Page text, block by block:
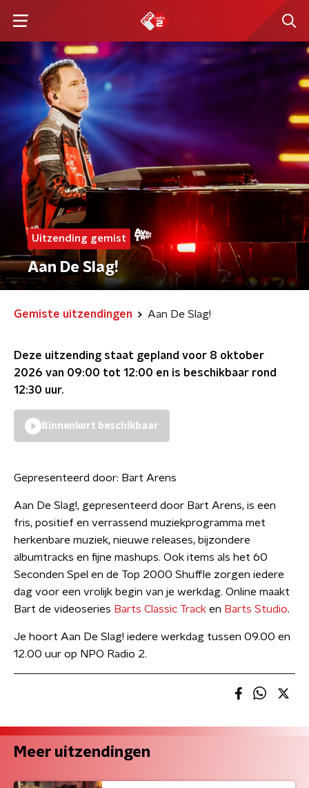
Uitzending gemist
Aan De Slag!
Gemiste uitzendingen Aan De Slag!
Deze uitzending staat gepland voor 8 oktober
2026 van 09:00 tot 12:00 en is beschikbaar rond
12:30 uur.
Binnenkort beschikbaar
Gepresenteerd door: Bart Arens
Aan De Slag!, gepresenteerd door Bart Arens, is een
fris, positief en verrassend muziekprogramma met
herkenbare muziek, nieuwe releases, bijzondere
albumtracks en fijne mashups. Ook items als het 60
Seconden Spel en de Top 2000 Shuffle zorgen iedere
dag voor een vrolijk begin van je werkdag. Online maakt
Bart de videoseries Barts Classic Track en Barts Studio.
Je hoort Aan De Slag! iedere werkdag tussen 09.00 en
12.00 uur op NPO Radio 2.
Meer uitzendingen